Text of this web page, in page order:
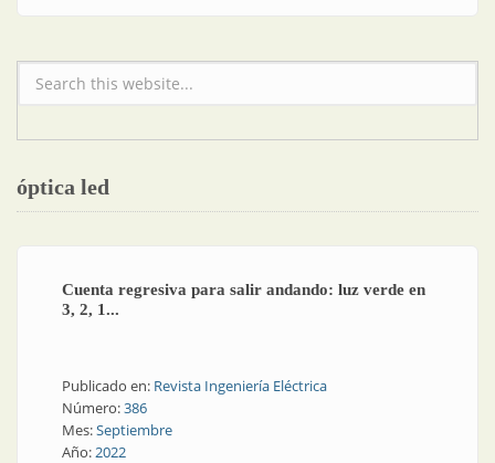
Formulario de búsqueda
óptica led
Cuenta regresiva para salir andando: luz verde en
3, 2, 1...
Publicado en: Revista Ingeniería Eléctrica
Número:386
Mes:Septiembre
Año:2022